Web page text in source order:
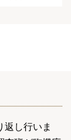
し行いま